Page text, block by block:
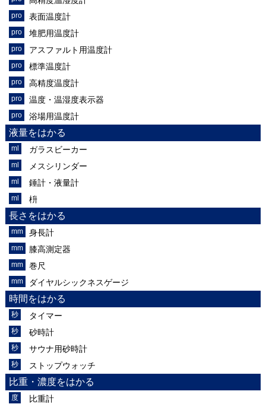
表面温度計
堆肥用温度計
アスファルト用温度計
標準温度計
高精度温度計
温度・温湿度表示器
浴場用温度計
液量をはかる
ガラスビーカー
メスシリンダー
錘計・液量計
枡
長さをはかる
身長計
膝高測定器
巻尺
ダイヤルシックネスゲージ
時間をはかる
タイマー
砂時計
サウナ用砂時計
ストップウォッチ
比重・濃度をはかる
比重計